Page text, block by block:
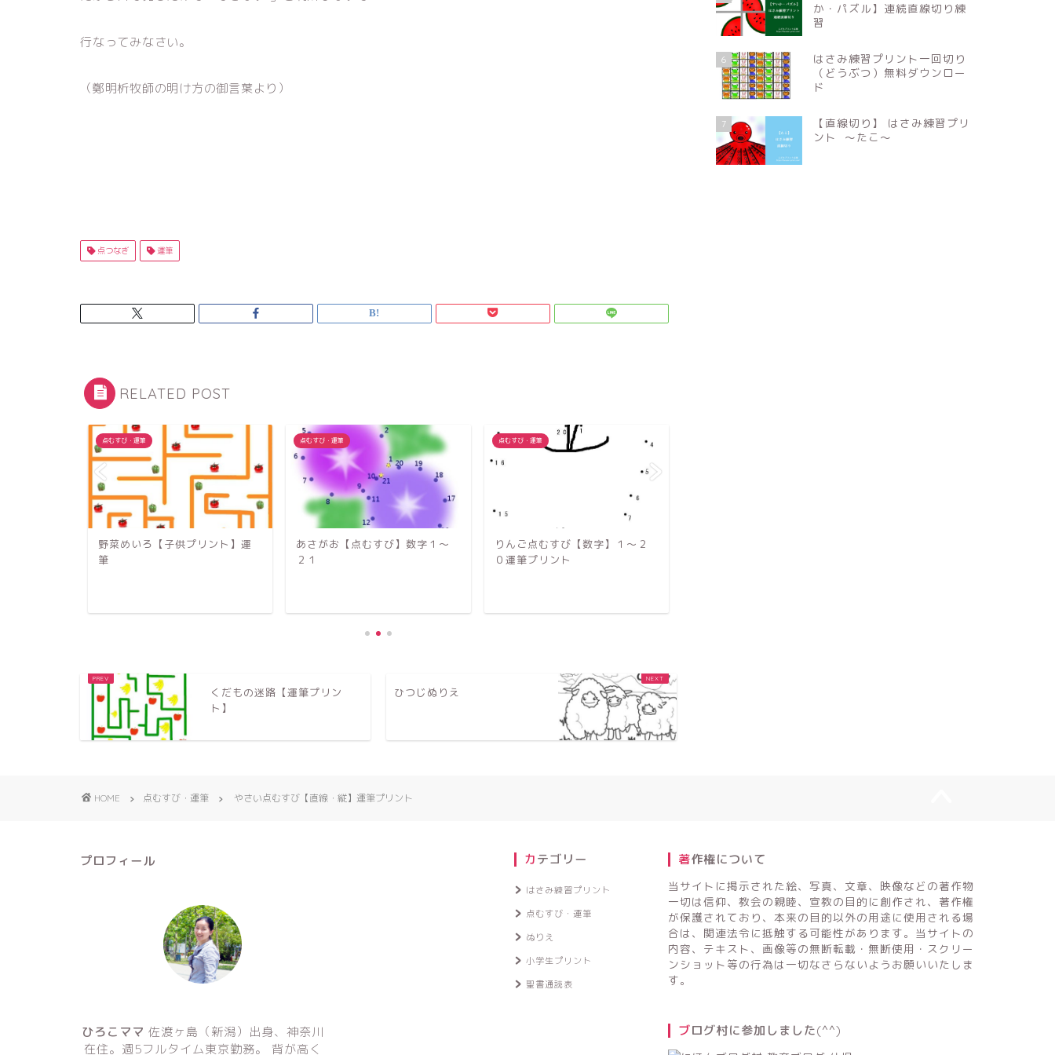
行なってみなさい。
（鄭明析牧師の明け方の御言葉より）
点つなぎ 運筆
RELATED POST
点むすび・運筆
あさがお【点むすび】数字１～
２１
点むすび・運筆
りんご点むすび【数字】１～２
０運筆プリント
点むすび・運筆
野菜めいろ【子供プリント】運
筆
くだもの迷路【運筆プリン
ト】
ひつじぬりえ
か・パズル】連続直線切り練
習
6
はさみ練習プリント一回切り
（どうぶつ）無料ダウンロー
ド
7
【直線切り】 はさみ練習プリ
ント 〜たこ〜
HOME 点むすび・運筆 やさい点むすび【直線・縦】運筆プリント
プロフィール
ひろこママ 佐渡ヶ島（新潟）出身、神奈川
在住。週5フルタイム東京勤務。 背が高く
カテゴリー
はさみ練習プリント
点むすび・運筆
ぬりえ
小学生プリント
聖書通読表
著作権について
当サイトに掲示された絵、写真、文章、映像などの著作物
一切は信仰、教会の親睦、宣教の目的に創作され、著作権
が保護されており、本来の目的以外の用途に使用される場
合は、関連法令に抵触する可能性があります。当サイトの
内容、テキスト、画像等の無断転載・無断使用・スクリー
ンショット等の行為は一切なさらないようお願いいたしま
す。
ブログ村に参加しました(^^)